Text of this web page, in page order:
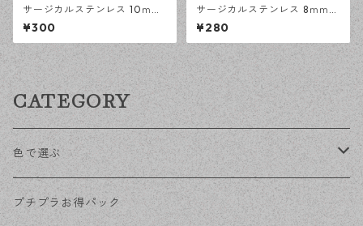
サージカルステンレス 10ｍｍ
平皿 フリーサイズ リング台 シ
ルバー 5個 アレルギー対応 ア
クセサリーパーツ ハンドメイ
ド資材 【en工房】
¥300
サージカルステンレス 8ｍｍ
平皿 フリーサイズ リング台 シ
ルバー 5個 アレルギー対応 ア
クセサリーパーツ ハンドメイ
ド資材 【en工房】
¥280
CATEGORY
色で選ぶ
KCゴールド
プチプラお得パック